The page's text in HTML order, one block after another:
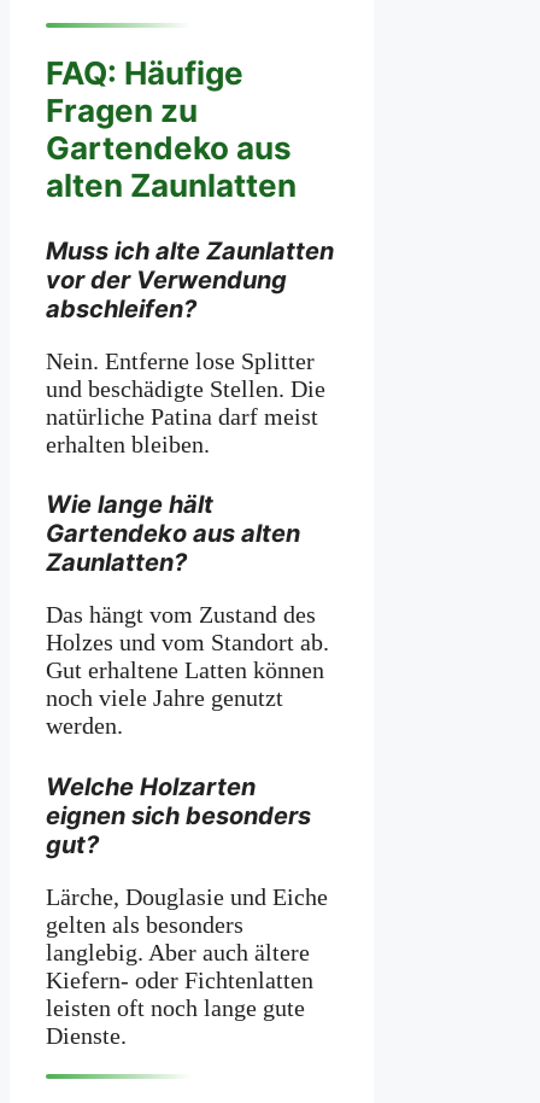
FAQ: Häufige
Fragen zu
Gartendeko aus
alten Zaunlatten
Muss ich alte Zaunlatten
vor der Verwendung
abschleifen?
Nein. Entferne lose Splitter
und beschädigte Stellen. Die
natürliche Patina darf meist
erhalten bleiben.
Wie lange hält
Gartendeko aus alten
Zaunlatten?
Das hängt vom Zustand des
Holzes und vom Standort ab.
Gut erhaltene Latten können
noch viele Jahre genutzt
werden.
Welche Holzarten
eignen sich besonders
gut?
Lärche, Douglasie und Eiche
gelten als besonders
langlebig. Aber auch ältere
Kiefern- oder Fichtenlatten
leisten oft noch lange gute
Dienste.